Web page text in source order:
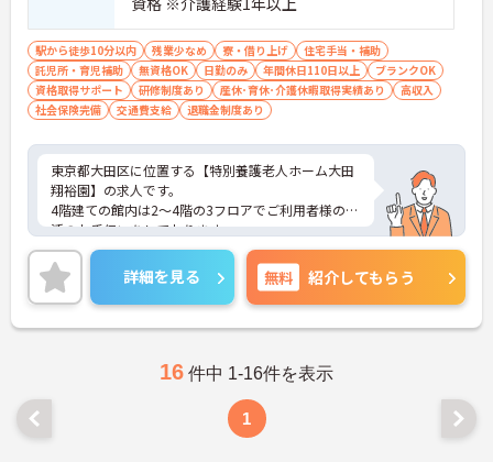
駅から徒歩10分以内 残業少なめ 寮・借り上げ
住宅手当・補助
託児所・育児補助
無資格OK 日勤のみ 年間休日110日以上
ブランクOK
資格取得サポート
研修制度あり 産休･育休･介護休暇取得実績あり
高収入
社会保険完備
交通費支給 退職金制度あり
東京都大田区に位置する【特別養護老人ホーム大田
翔裕園】の求人です。
4階建ての館内は2～4階の3フロアでご利用者様の生
活のお手伝いをしております。
ユニットリーダー研修、介護職員初任者研修、介護
福祉士実務者研修について支援制度があります。元
気村グループの教育機関である介護福祉士を養成す
る関東福祉専門学校では資格取得の勉強会を開校し
ております。
日以上とプライベートとの両立ができます。
お給与に関しては、介護・看護等の経験はもちろ
ん、その他異業種の経験年数も考慮致します。
ご興味のある方には、面接対策ポイントなど、さら
詳細を見る 無料 紹介してもらう
16 件中 1-16件を表示
1